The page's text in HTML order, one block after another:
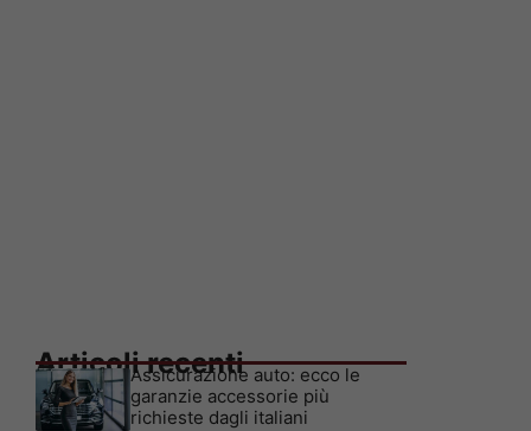
Articoli recenti
Assicurazione auto: ecco le
garanzie accessorie più
richieste dagli italiani